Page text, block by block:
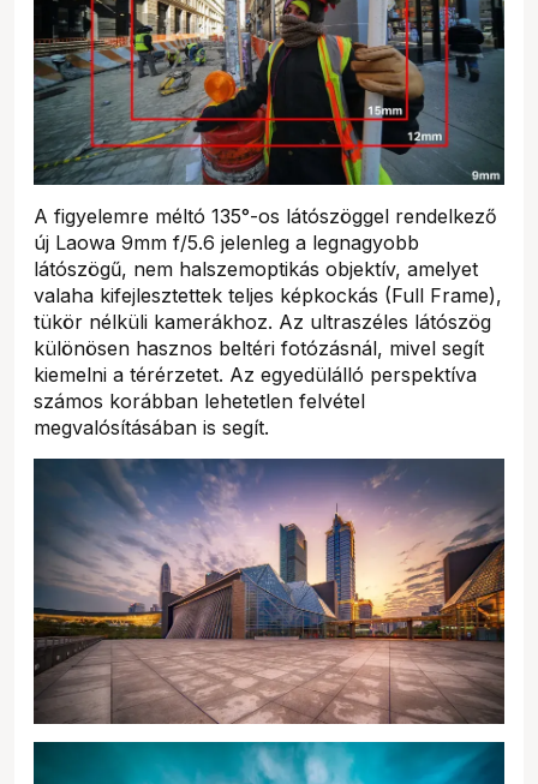
A figyelemre méltó 135°-os látószöggel rendelkező
új Laowa 9mm f/5.6 jelenleg a legnagyobb
látószögű, nem halszemoptikás objektív, amelyet
valaha kifejlesztettek teljes képkockás (Full Frame),
tükör nélküli kamerákhoz. Az ultraszéles látószög
különösen hasznos beltéri fotózásnál, mivel segít
kiemelni a térérzetet. Az egyedülálló perspektíva
számos korábban lehetetlen felvétel
megvalósításában is segít.